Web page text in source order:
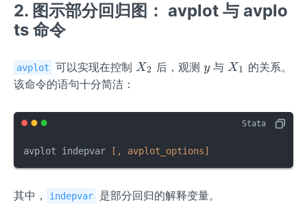
2. 图示部分回归图： avplot 与 avplo
ts 命令
avplot 可以实现在控制 X
X2 后，观测 y
y与 X
X1 的关系。
该命令的语句十分简洁：
avplot indepvar [, avplot_options]
其中， indepvar 是部分回归的解释变量。